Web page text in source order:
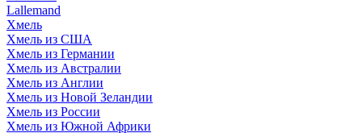
Lallemand
Хмель
Хмель из США
Хмель из Германии
Хмель из Австралии
Хмель из Англии
Хмель из Новой Зеландии
Хмель из России
Хмель из Южной Африки